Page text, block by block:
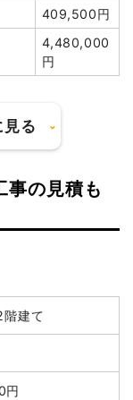
円
180,000円
20,000円
409,500円
4,480,000
円
る
事の見積も
階建て
円